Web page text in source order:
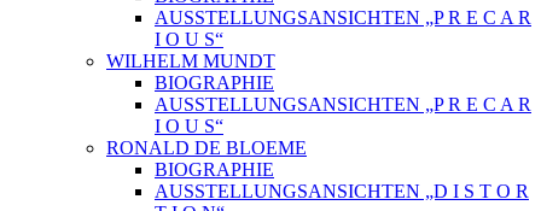
AUSSTELLUNGSANSICHTEN „P R E C A R
I O U S“
WILHELM MUNDT
BIOGRAPHIE
AUSSTELLUNGSANSICHTEN „P R E C A R
I O U S“
RONALD DE BLOEME
BIOGRAPHIE
AUSSTELLUNGSANSICHTEN „D I S T O R